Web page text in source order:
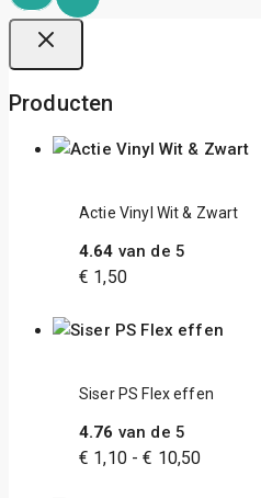
Producten
Actie Vinyl Wit & Zwart
4.64 van de 5
€ 1,50
Siser PS Flex effen
4.76 van de 5
€ 1,10 - € 10,50